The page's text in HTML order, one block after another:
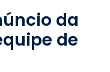
da
de